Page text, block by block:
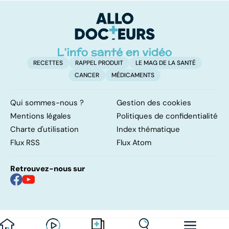
RECETTES RAPPEL PRODUIT
LE MAG DE LA SANTÉ
CANCER
MÉDICAMENTS
Qui sommes-nous ?
Gestion des cookies
Mentions légales
Politiques de confidentialité
Charte d'utilisation
Index thématique
Flux RSS
Flux Atom
Retrouvez-nous sur